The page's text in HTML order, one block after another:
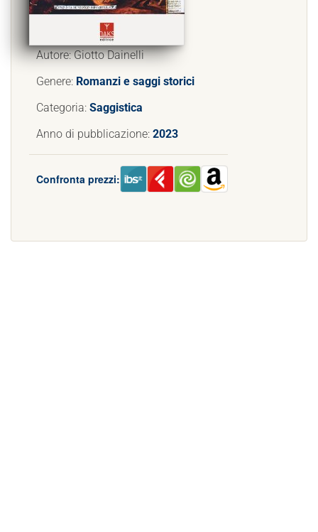
Autore: Giotto Dainelli
Genere: Romanzi e saggi storici
Categoria: Saggistica
Anno di pubblicazione: 2023
Confronta prezzi: